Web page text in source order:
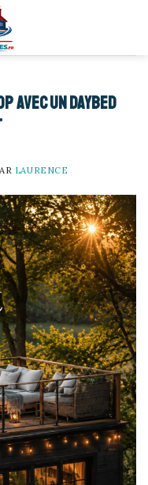
avec un daybed
LAURENCE